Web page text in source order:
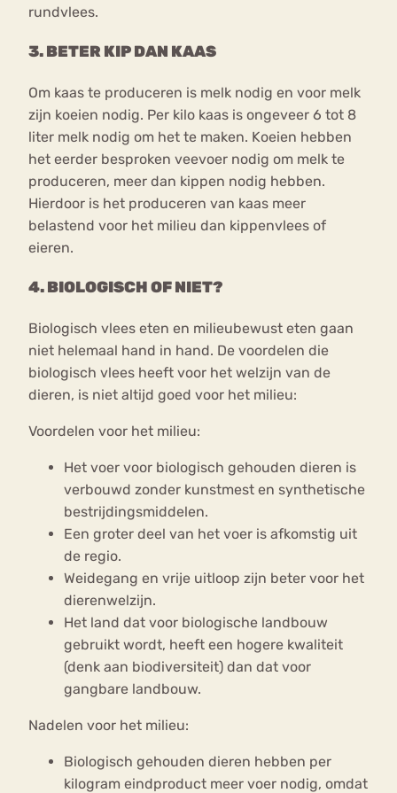
rundvlees.
3. BETER KIP DAN KAAS
Om kaas te produceren is melk nodig en voor melk
zijn koeien nodig. Per kilo kaas is ongeveer 6 tot 8
liter melk nodig om het te maken. Koeien hebben
het eerder besproken veevoer nodig om melk te
produceren, meer dan kippen nodig hebben.
Hierdoor is het produceren van kaas meer
belastend voor het milieu dan kippenvlees of
eieren.
4. BIOLOGISCH OF NIET?
Biologisch vlees eten en milieubewust eten gaan
niet helemaal hand in hand. De voordelen die
biologisch vlees heeft voor het welzijn van de
dieren, is niet altijd goed voor het milieu:
Voordelen voor het milieu:
Het voer voor biologisch gehouden dieren is
verbouwd zonder kunstmest en synthetische
bestrijdingsmiddelen.
Een groter deel van het voer is afkomstig uit
de regio.
Weidegang en vrije uitloop zijn beter voor het
dierenwelzijn.
Het land dat voor biologische landbouw
gebruikt wordt, heeft een hogere kwaliteit
(denk aan biodiversiteit) dan dat voor
gangbare landbouw.
Nadelen voor het milieu:
Biologisch gehouden dieren hebben per
kilogram eindproduct meer voer nodig, omdat